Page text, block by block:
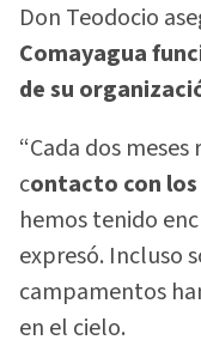
Don Teodocio
Comayagua
de su
“Cada dos
contacto con
hemos tenido
expresó. Incluso
campamentos
en el cielo.